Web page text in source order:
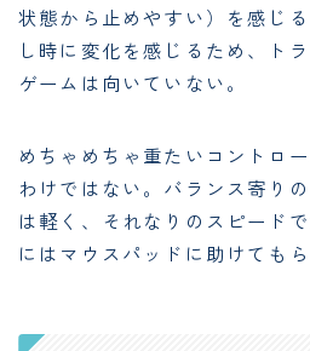
状態から止めやすい）を感じ
し時に変化を感じるため、ト
ゲームは向いていない。
めちゃめちゃ重たいコントロ
わけではない。バランス寄り
は軽く、それなりのスピード
にはマウスパッドに助けても